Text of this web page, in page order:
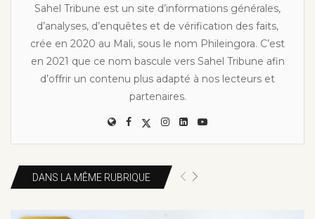
Sahel Tribune est un site d’informations générales,
d’analyses, d’enquêtes et de vérification des faits,
crée en 2020 au Mali, sous le nom Phileingora. C’est
en 2021 que ce nom bascule vers Sahel Tribune afin
d’offrir un contenu plus adapté à nos lecteurs et
partenaires.
DANS LA MÊME RUBRIQUE